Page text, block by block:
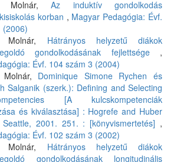
Molnár, Az induktív gondolkodás
korban , Magyar Pedagógia: Évf.
(2006)
Molnár, Hátrányos helyzetű diákok
gondolkodásának fejlettsége ,
Évf. 104 szám 3 (2004)
Dominique Simone Rychen és
Salganik (szerk.): Defining and Selecting
[A kulcskompetenciák
és kiválasztása] : Hogrefe and Huber
Seattle, 2001. 251. : [könyvismertetés] ,
Évf. 102 szám 3 (2002)
Molnár, Hátrányos helyzetű diákok
gondolkodásának longitudinális